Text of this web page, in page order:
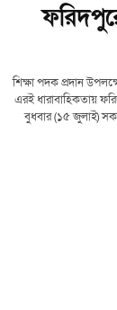
ফরিদপুর সালথা
শিক্ষা পদক প্রদান
এরই ধারাবাহিকতায়
বুধবার (১৫ জুলাই)